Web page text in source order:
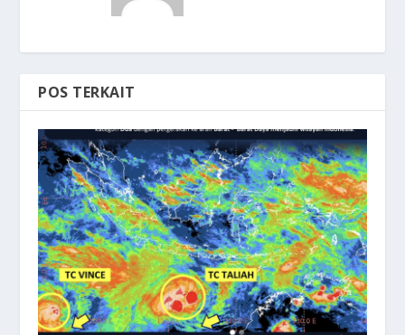
POS TERKAIT